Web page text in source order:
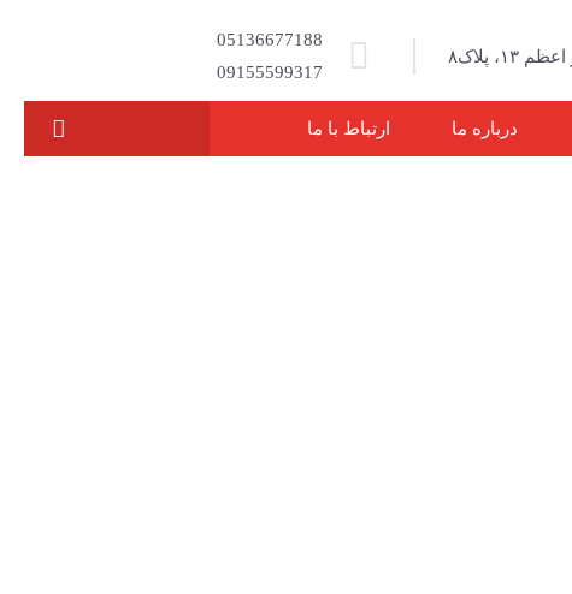
پلاک۸
05136677188
09155599317
درباره ما ارتباط با ما